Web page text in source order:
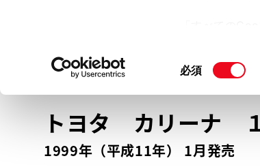
て」をご覧く
同
選
必須
の選択
トヨタ カリーナ
1999年（平成11年） 1月発売